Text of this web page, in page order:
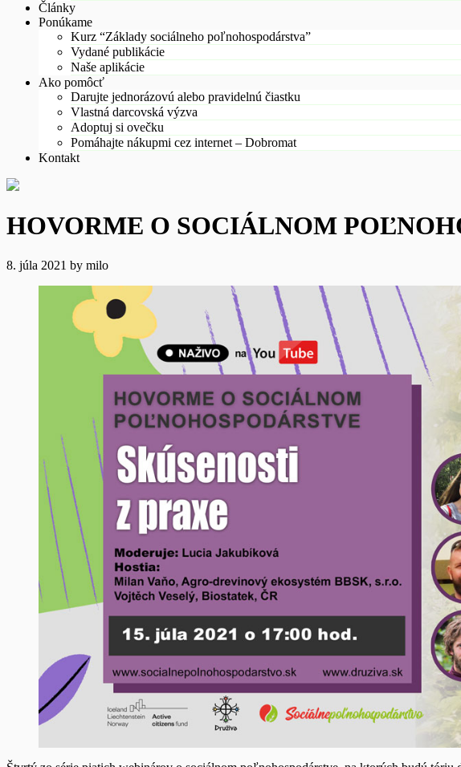
Články
Ponúkame
Kurz “Základy sociálneho poľnohospodárstva”
Vydané publikácie
Naše aplikácie
Ako pomôcť
Darujte jednorázovú alebo pravidelnú čiastku
Vlastná darcovská výzva
Adoptuj si ovečku
Pomáhajte nákupmi cez internet – Dobromat
Kontakt
HOVORME O SOCIÁLNOM
8. júla 2021 by milo